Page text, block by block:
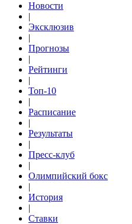
Новости
|
Эксклюзив
|
Прогнозы
|
Рейтинги
|
Топ-10
|
Расписание
|
Результаты
|
Пресс-клуб
|
Олимпийский бокс
|
История
|
Ставки